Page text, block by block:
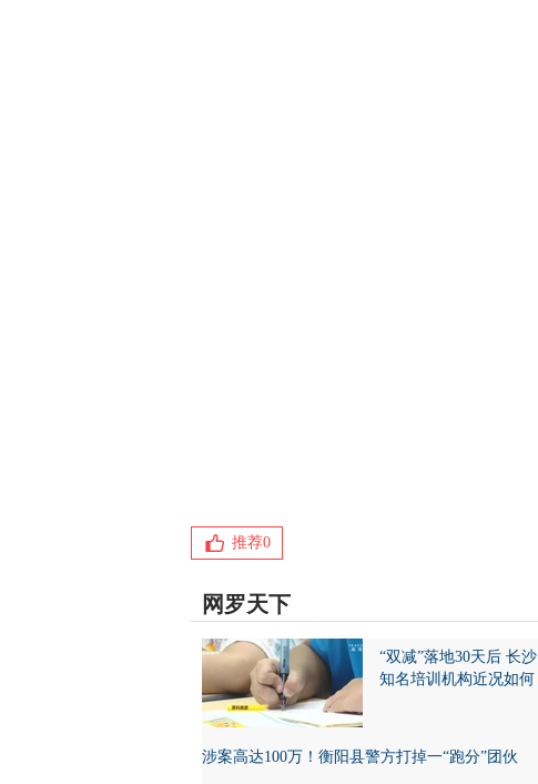
推荐0
网罗天下
“双减”落地30天后 长沙
知名培训机构近况如何
涉案高达100万！衡阳县警方打掉一“跑分”团伙